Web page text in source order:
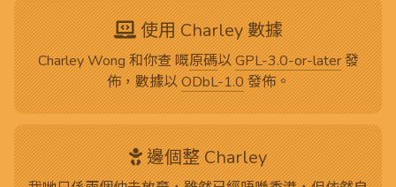
使用 Charley 數據
Charley Wong 和你查 嘅原碼以GPL-3.0-or-later發
佈，數據以ODbL-1.0發佈。
邊個整 Charley